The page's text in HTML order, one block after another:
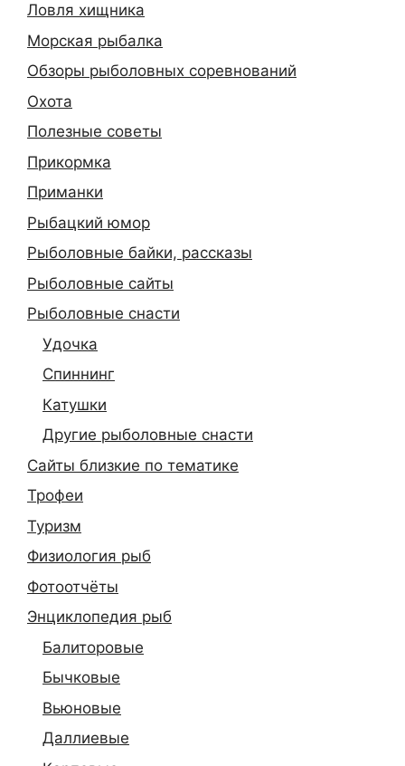
Ловля хищника
Морская рыбалка
Обзоры рыболовных соревнований
Охота
Полезные советы
Прикормка
Приманки
Рыбацкий юмор
Рыболовные байки, рассказы
Рыболовные сайты
Рыболовные снасти
Удочка
Спиннинг
Катушки
Другие рыболовные снасти
Сайты близкие по тематике
Трофеи
Туризм
Физиология рыб
Фотоотчёты
Энциклопедия рыб
Балиторовые
Бычковые
Вьюновые
Даллиевые